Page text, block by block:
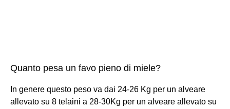
Quanto pesa un favo pieno di miele?
In genere questo peso va dai 24-26 Kg per un alveare
allevato su 8 telaini a 28-30Kg per un alveare allevato su